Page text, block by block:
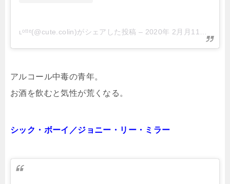
ʟᵒᵗᵗᵉ(@cute.colin)がシェアした投稿 – 2020年 2月月11日午前11時02分PST
アルコール中毒の青年。
お酒を飲むと気性が荒くなる。
シック・ボーイ／ジョニー・リー・ミラー